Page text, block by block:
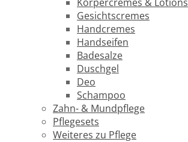
Gesichtscremes
Handcremes
Handseifen
Badesalze
Duschgel
Deo
Schampoo
Zahn- & Mundpflege
Pflegesets
Weiteres zu Pflege